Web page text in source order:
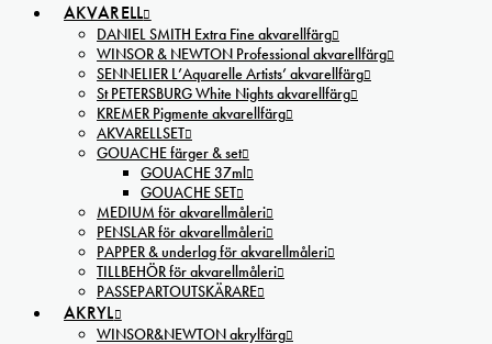
AKVARELL
DANIEL SMITH Extra Fine akvarellfärg
WINSOR & NEWTON Professional akvarellfärg
SENNELIER L’Aquarelle Artists’ akvarellfärg
St PETERSBURG White Nights akvarellfärg
KREMER Pigmente akvarellfärg
AKVARELLSET
GOUACHE färger & set
GOUACHE 37ml
GOUACHE SET
MEDIUM för akvarellmåleri
PENSLAR för akvarellmåleri
PAPPER & underlag för akvarellmåleri
TILLBEHÖR för akvarellmåleri
PASSEPARTOUTSKÄRARE
AKRYL
WINSOR&NEWTON akrylfärg